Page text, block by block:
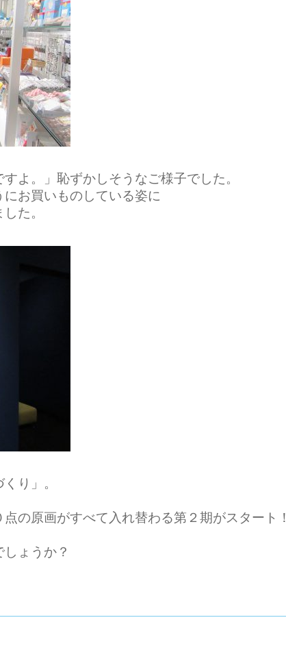
よ。」恥ずかしそうなご様子でした。
お買いものしている姿に
た。
り」。
の原画がすべて入れ替わる第２期がスタート！
ょうか？